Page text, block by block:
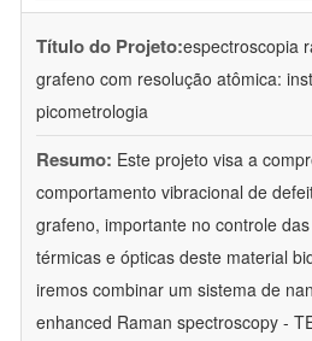
Título do Projeto:espectroscopia
grafeno com resolução atômica:
picometrologia
Resumo: Este projeto visa a
comportamento vibracional de
grafeno, importante no controle
térmicas e ópticas deste material
iremos combinar um sistema de
enhanced Raman spectroscopy -